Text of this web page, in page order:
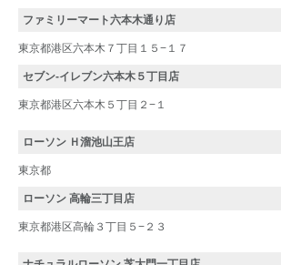
ファミリーマート六本木通り店
東京都港区六本木７丁目１５−１７
セブン-イレブン六本木５丁目店
東京都港区六本木５丁目２−１
ローソン Ｈ溜池山王店
東京都
ローソン 高輪三丁目店
東京都港区高輪３丁目５−２３